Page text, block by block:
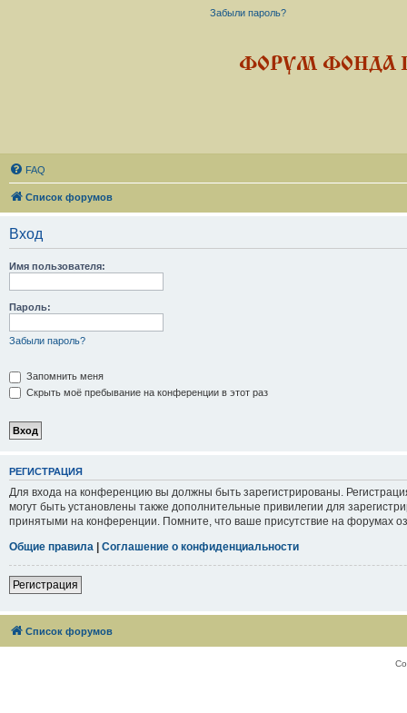
Забыли пароль?
ФОРУМ ФОНДА
FAQ
Список форумов
Вход
Имя пользователя:
Пароль:
Забыли пароль?
Запомнить меня
Скрыть моё пребывание на конференции в этот раз
РЕГИСТРАЦИЯ
Для входа на конференцию вы должны быть зарегистрированы.
могут быть установлены также дополнительные привилегии для
принятыми на конференции. Помните, что ваше присутствие на форумах
Общие правила | Соглашение о конфиденциальности
Регистрация
Список форумов